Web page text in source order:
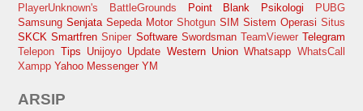
PlayerUnknown's BattleGrounds
Point Blank Psikologi
PUBG
Samsung Senjata Sepeda Motor Shotgun SIM Sistem Operasi Situs
SKCK Smartfren Sniper Software Swordsman TeamViewer Telegram
Telepon Tips Unijoyo Update Western Union Whatsapp WhatsCall
Xampp Yahoo Messenger YM
ARSIP